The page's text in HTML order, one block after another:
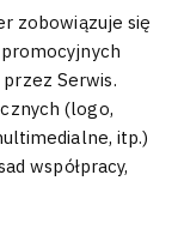
zobowiązuje się
Serwis.
(logo,
itp.)
współpracy,